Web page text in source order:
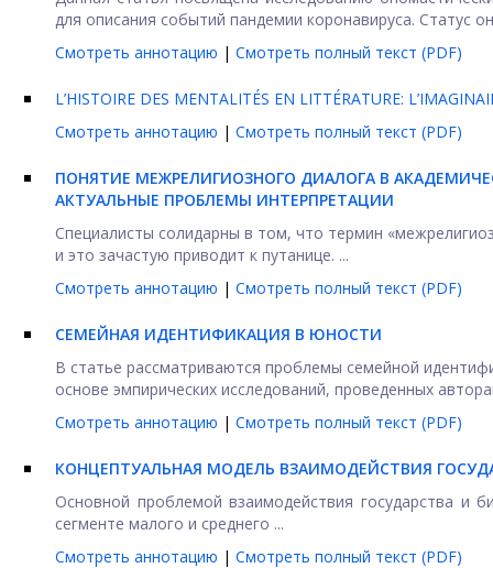
для описания событий пандемии коронавируса. Статус
Смотреть аннотацию | Смотреть полный текст (PDF)
L’HISTOIRE DES MENTALITÉS EN LITTÉRATURE:
Смотреть аннотацию | Смотреть полный текст (PDF)
ПОНЯТИЕ МЕЖРЕЛИГИОЗНОГО ДИАЛОГА В
АКТУАЛЬНЫЕ ПРОБЛЕМЫ ИНТЕРПРЕТАЦИИ
Специалисты солидарны в том, что термин
и это зачастую приводит к путанице. ...
Смотреть аннотацию | Смотреть полный текст (PDF)
СЕМЕЙНАЯ ИДЕНТИФИКАЦИЯ В ЮНОСТИ
В статье рассматриваются проблемы семейной
основе эмпирических исследований, проведенных
Смотреть аннотацию | Смотреть полный текст (PDF)
КОНЦЕПТУАЛЬНАЯ МОДЕЛЬ ВЗАИМОДЕЙСТВИЯ
Основной проблемой взаимодействия государства и
сегменте малого и среднего ...
Смотреть аннотацию | Смотреть полный текст (PDF)